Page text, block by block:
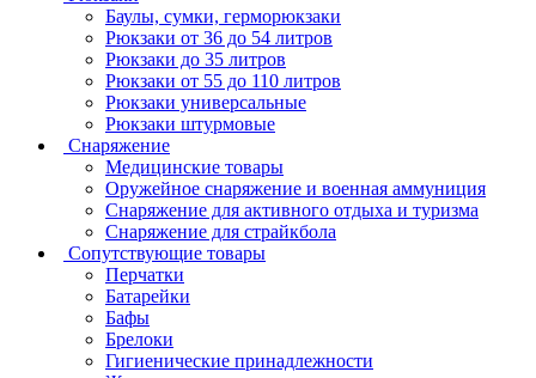
Баулы, сумки, герморюкзаки
Рюкзаки от 36 до 54 литров
Рюкзаки до 35 литров
Рюкзаки от 55 до 110 литров
Рюкзаки универсальные
Рюкзаки штурмовые
Снаряжение
Медицинские товары
Оружейное снаряжение и военная аммуниция
Снаряжение для активного отдыха и туризма
Снаряжение для страйкбола
Сопутствующие товары
Перчатки
Батарейки
Бафы
Брелоки
Гигиенические принадлежности